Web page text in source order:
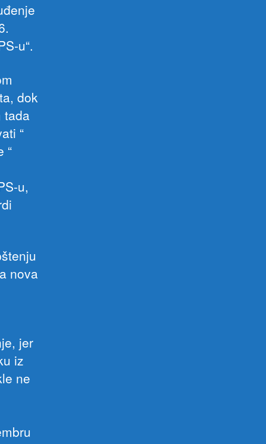
u“.
dok
tada
“
“
u,
nova
jer
iz
ne